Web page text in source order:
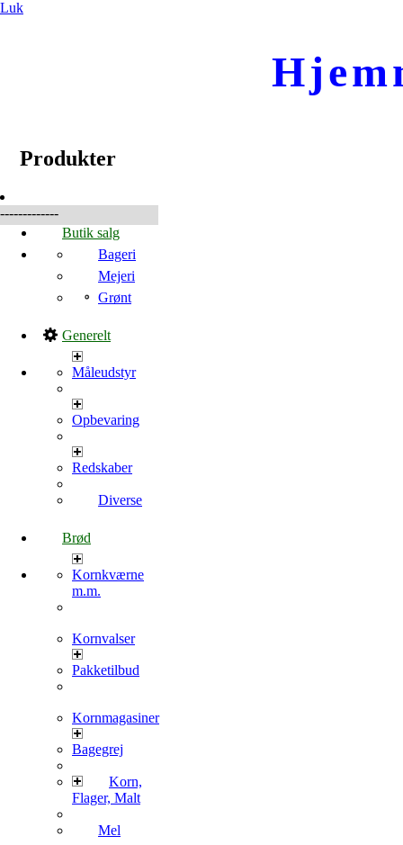
Luk
Produkter
-------------
Butik salg
Bageri
Mejeri
Grønt
Generelt
Måleudstyr
Opbevaring
Redskaber
Diverse
Brød
Kornkværne
m.m.
Kornvalser
Pakketilbud
Kornmagasiner
Bagegrej
Korn,
Flager, Malt
Mel